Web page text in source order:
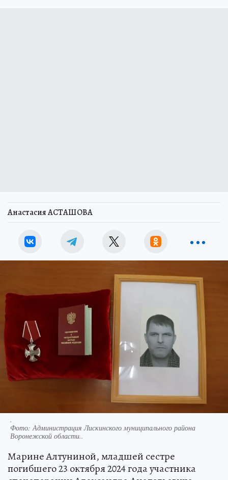
Анастасия АСТАШОВА
.
Фото: Администрация Лискинского муниципального района
Воронежской области..
Марине Алтуниной, младшей сестре
погибшего 23 октября 2024 года участника